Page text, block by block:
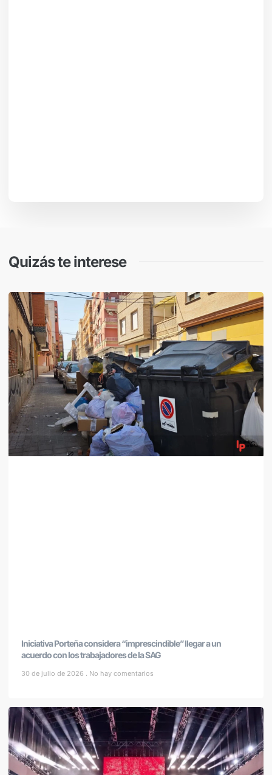
Quizás te interese
Iniciativa Porteña considera “imprescindible” llegar a un
acuerdo con los trabajadores de la SAG
30 de julio de 2026 No hay comentarios